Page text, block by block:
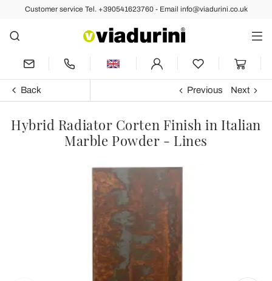
Customer service Tel. +390541623760 - Email info@viadurini.co.uk
Back Previous Next
Hybrid Radiator Corten Finish in Italian
Marble Powder - Lines